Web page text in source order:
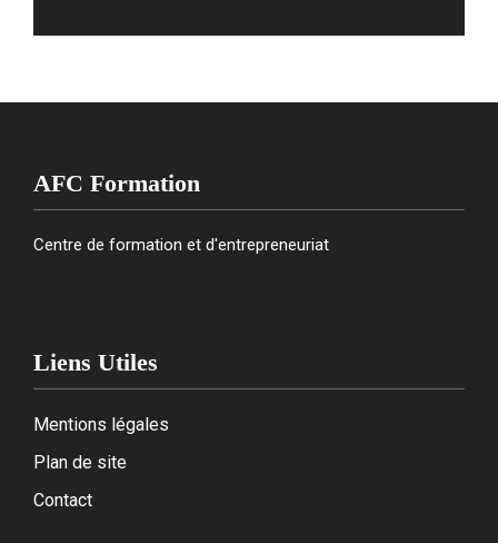
AFC Formation
Centre de formation et d'entrepreneuriat
Liens Utiles
Mentions légales
Plan de site
Contact